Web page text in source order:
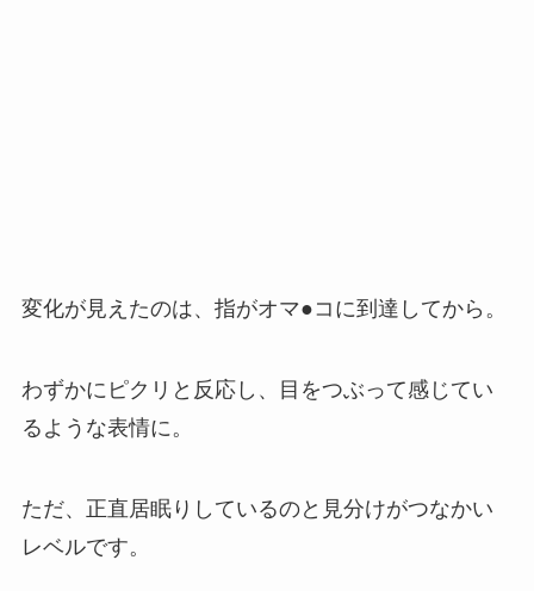
変化が見えたのは、指がオマ●コに到達してから。
わずかにピクリと反応し、目をつぶって感じてい
るような表情に。
ただ、正直居眠りしているのと見分けがつなかい
レベルです。